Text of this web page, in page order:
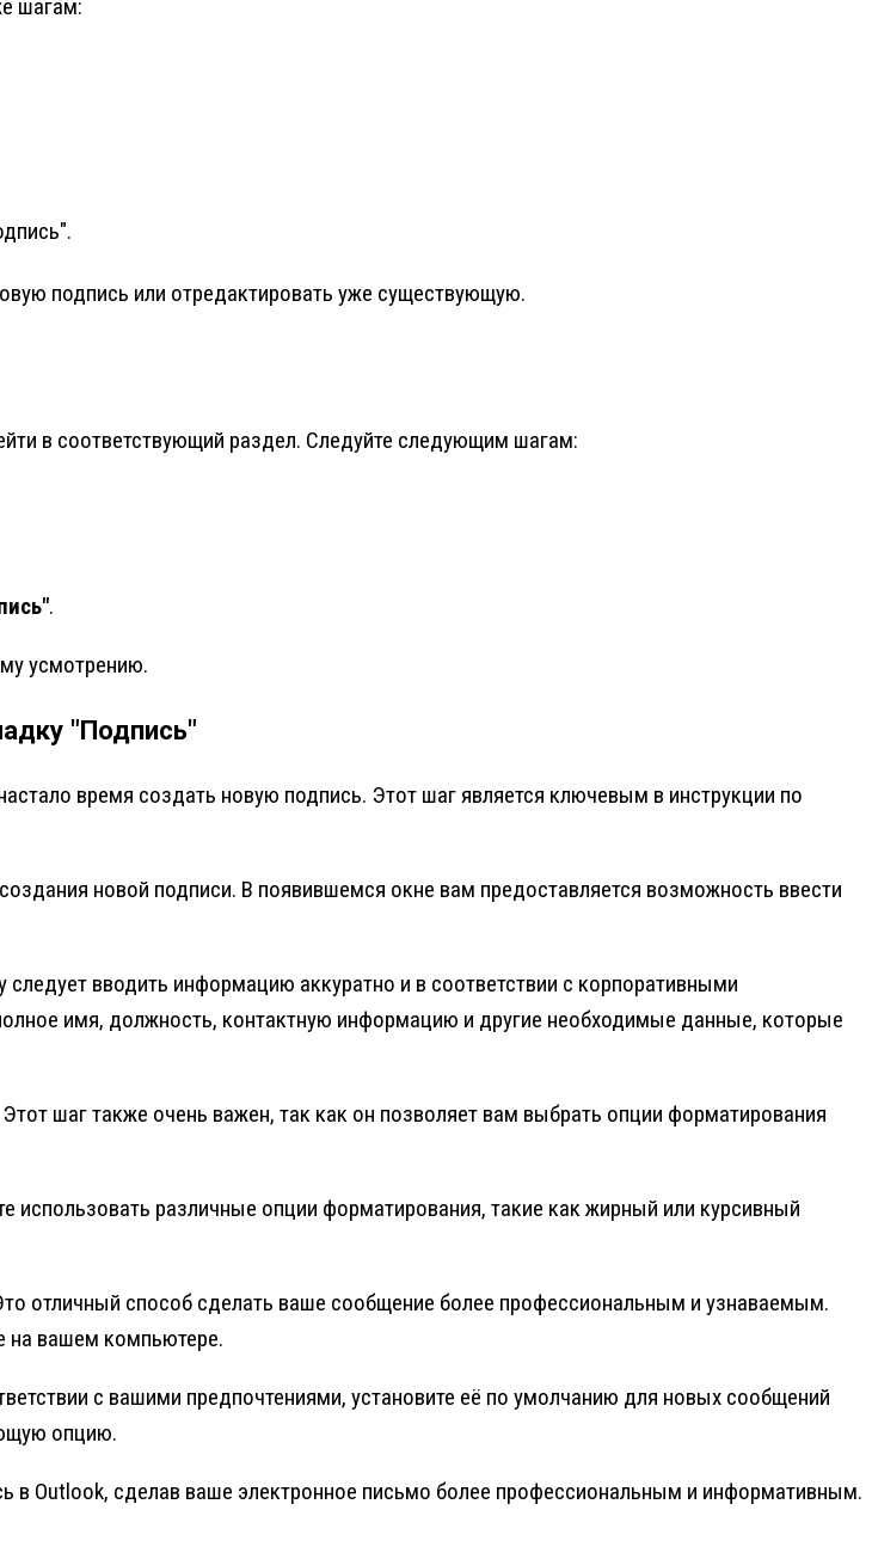
шагам:
подпись или отредактировать уже существующую.
в соответствующий раздел. Следуйте следующим шагам:
.
усмотрению.
"Подпись"
время создать новую подпись. Этот шаг является ключевым в инструкции по
новой подписи. В появившемся окне вам предоставляется возможность ввести
вводить информацию аккуратно и в соответствии с корпоративными
имя, должность, контактную информацию и другие необходимые данные, которые
шаг также очень важен, так как он позволяет вам выбрать опции форматирования
различные опции форматирования, такие как жирный или курсивный
отличный способ сделать ваше сообщение более профессиональным и узнаваемым.
на вашем компьютере.
с вашими предпочтениями, установите её по умолчанию для новых сообщений
опцию.
в Outlook, сделав ваше электронное письмо более профессиональным и информативным.